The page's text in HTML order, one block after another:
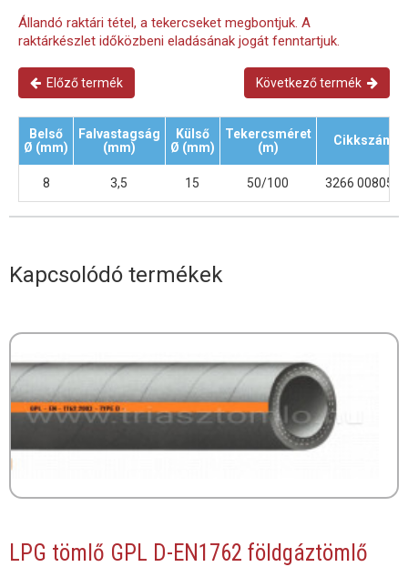
Állandó raktári tétel, a tekercseket megbontjuk. A
raktárkészlet időközbeni eladásának jogát fenntartjuk.
Előző termék Következő termék
Belső
Ø (mm)
Falvastagság
(mm)
Külső
Ø (mm)
Tekercsméret
(m)
Cikkszám
8 3,5 15 50/100 3266 008050
Kapcsolódó termékek
LPG tömlő GPL D-EN1762 földgáztömlő